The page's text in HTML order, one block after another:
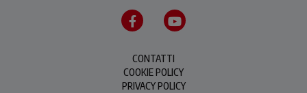
CONTATTI
COOKIE POLICY
PRIVACY POLICY